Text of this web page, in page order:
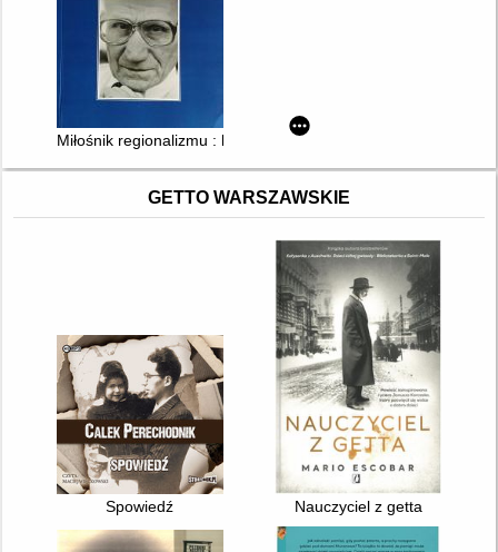
Miłośnik regionalizmu : księga dedykowana Stanisławowi
GETTO WARSZAWSKIE
Spowiedź Nauczyciel z getta